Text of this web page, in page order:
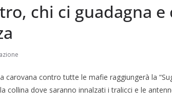
chi ci guadagna
carovana contro tutte le mafie raggiungerà la
collina dove saran­no innalzati i tralicci e le